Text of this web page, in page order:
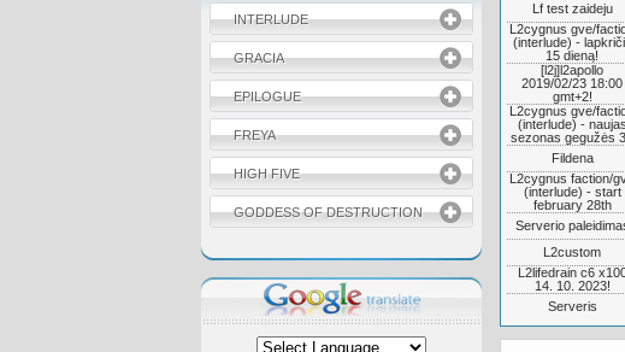
INTERLUDE
GRACIA
EPILOGUE
FREYA
HIGH FIVE
GODDESS OF DESTRUCTION
Lf test zaideju
L2cygnus gve/
(interlude) -
15 dieną!
[l2j]l2apollo
2019/02/23 18:00
gmt+2!
L2cygnus gve/
(interlude) - naujas
sezonas gegužės
Fildena
L2cygnus faction/
(interlude) - start
february 28th
Serverio
L2custom
L2lifedrain c6
14. 10. 2023!
Serveris